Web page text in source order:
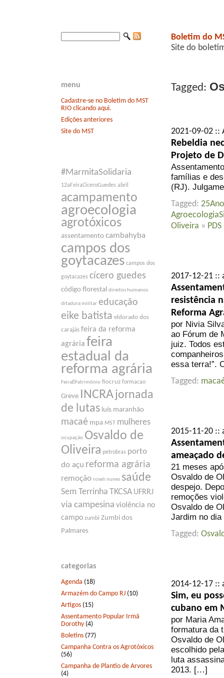
menu
Cadastre-se no Boletim do MST
RIO clicando aqui.
Edições anteriores
Site do MST
#MarmitaSolidaria
12aFeiraCíceroGuedes abril
acampamento
agroecologia
agrotóxicos
assentamento cambahyba
campos dos
goytacazes campos dos
goytacazes cícero guedes
código florestal direitos humanos
ditadura militar educação
eike batista eldorado dos
carajás feira da reforma
agrária feira
estadual da
reforma agrária
FeiraÉPatrimônio fiocruz formacao
Greve INCRA jornada
de lutas luís maranhão
macaé mpa MST mulheres
ocupação Osvaldo de
Oliveira petrobras porto
do açu reforma agrária
remoção roseli nunes saúde
Sem Terrinha TKCSA UFRRJ
via campesina violência no
campo zumbi Zumbi dos
Palmares
categorias
Agenda (18)
Armazém do Campo RJ (10)
Artigos (15)
Assentamento Popular Irmã
Dorothy (4)
Boletins (77)
Campanha Contra os Agrotóxicos
(56)
Campanha de Plantio de Arvores
(4)
Boletim do
Site do
Tagged:
2021-09-02
Rebeldia
Projeto de
famílias e
(RJ).
Tagged:
Oliveira »
2017-12-21
resistência
Reforma
por Nivia
ao Fórum de
juiz. Todos
essa terra!”.
Tagged:
2015-11-20
ameaçado
21 meses
Osvaldo de
despejo.
remoções
Osvaldo de
Jardim no
Tagged:
2014-12-17
Sim, eu
cubano em
por Maria
formatura da
Osvaldo de
escolhido
luta
2013. […]